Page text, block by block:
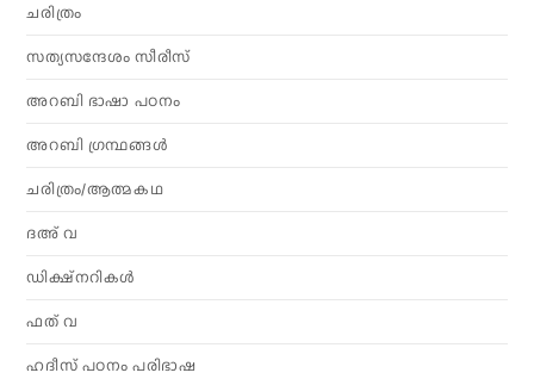
ചരിത്രം
സത്യസന്ദേശം സീരീസ്
അറബി ഭാഷാ പഠനം
അറബി ഗ്രന്ഥങ്ങൾ
ചരിത്രം/ആത്മകഥ
ദഅ് വ
ഡിക്ഷ്നറികൾ
ഫത് വ
ഹദീസ് പഠനം പരിഭാഷ